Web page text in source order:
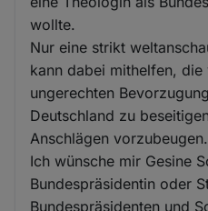
wollte.
Nur eine strikt
kann dabei mithelfen, die
ungerechten
Deutschland zu
Anschlägen vorzubeugen.
Ich wünsche mir Gesine
Bundespräsidentin oder
Bundespräsidenten und